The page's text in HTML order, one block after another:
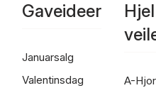
Gaveideer
Januarsalg
Valentinsdag
A-